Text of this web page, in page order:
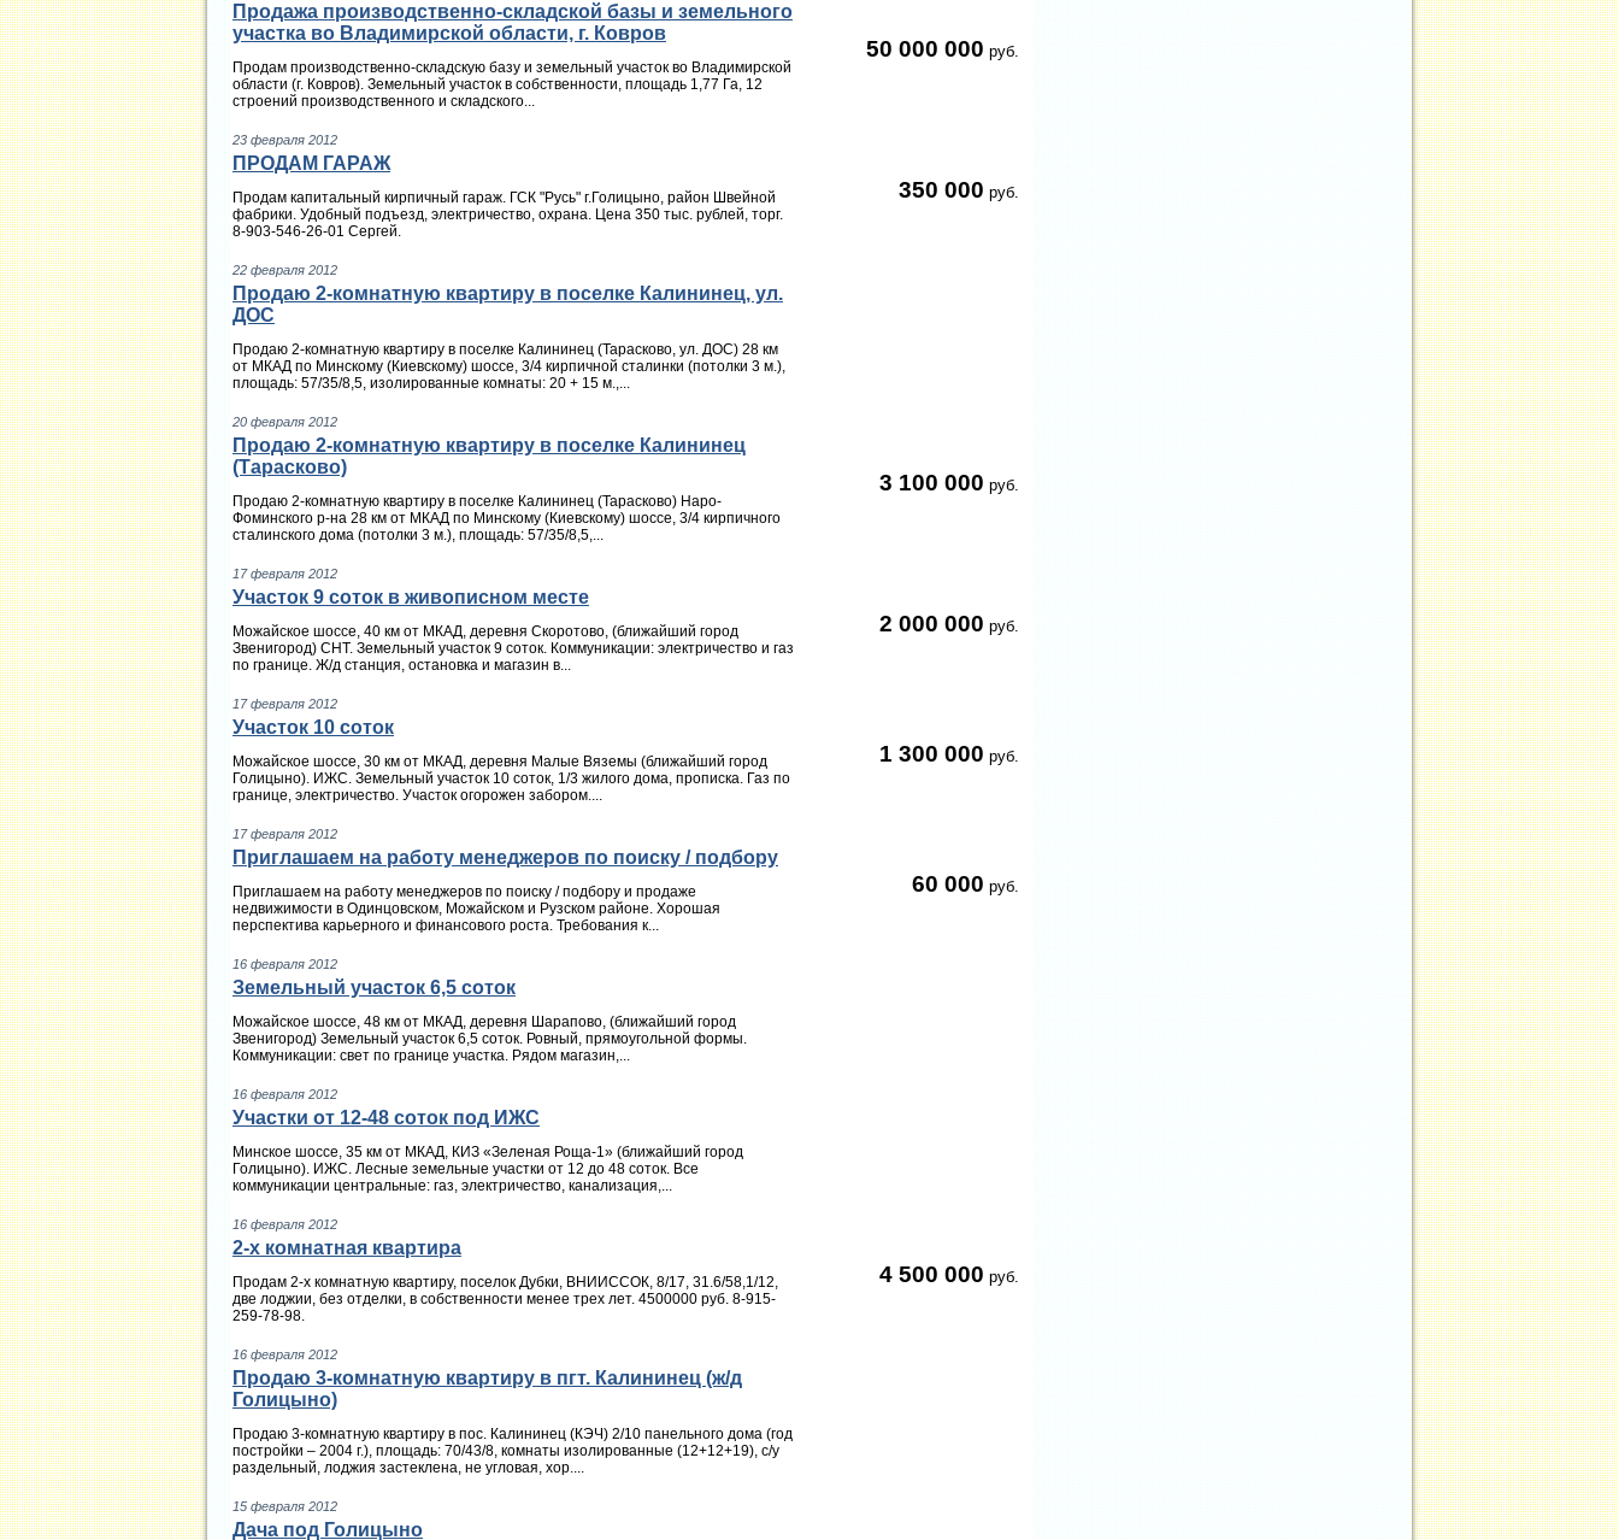
Продажа производственно-складской базы и земельного
участка во Владимирской области, г. Ковров
Продам производственно-складскую базу и земельный участок во Владимирской
области (г. Ковров). Земельный участок в собственности, площадь 1,77 Га, 12
строений производственного и складского...
50 000 000 руб.
23 февраля 2012
ПРОДАМ ГАРАЖ
Продам капитальный кирпичный гараж. ГСК "Русь" г.Голицыно, район Швейной
фабрики. Удобный подъезд, электричество, охрана. Цена 350 тыс. рублей, торг.
8-903-546-26-01 Сергей.
350 000 руб.
22 февраля 2012
Продаю 2-комнатную квартиру в поселке Калининец, ул.
ДОС
Продаю 2-комнатную квартиру в поселке Калининец (Тарасково, ул. ДОС) 28 км
от МКАД по Минскому (Киевскому) шоссе, 3/4 кирпичной сталинки (потолки 3 м.),
площадь: 57/35/8,5, изолированные комнаты: 20 + 15 м.,...
20 февраля 2012
Продаю 2-комнатную квартиру в поселке Калининец
(Тарасково)
Продаю 2-комнатную квартиру в поселке Калининец (Тарасково) Наро-
Фоминского р-на 28 км от МКАД по Минскому (Киевскому) шоссе, 3/4 кирпичного
сталинского дома (потолки 3 м.), площадь: 57/35/8,5,...
3 100 000 руб.
17 февраля 2012
Участок 9 соток в живописном месте
Можайское шоссе, 40 км от МКАД, деревня Скоротово, (ближайший город
Звенигород) СНТ. Земельный участок 9 соток. Коммуникации: электричество и газ
по границе. Ж/д станция, остановка и магазин в...
2 000 000 руб.
17 февраля 2012
Участок 10 соток
Можайское шоссе, 30 км от МКАД, деревня Малые Вяземы (ближайший город
Голицыно). ИЖС. Земельный участок 10 соток, 1/3 жилого дома, прописка. Газ по
границе, электричество. Участок огорожен забором....
1 300 000 руб.
17 февраля 2012
Приглашаем на работу менеджеров по поиску / подбору
Приглашаем на работу менеджеров по поиску / подбору и продаже
недвижимости в Одинцовском, Можайском и Рузском районе. Хорошая
перспектива карьерного и финансового роста. Требования к...
60 000 руб.
16 февраля 2012
Земельный участок 6,5 соток
Можайское шоссе, 48 км от МКАД, деревня Шарапово, (ближайший город
Звенигород) Земельный участок 6,5 соток. Ровный, прямоугольной формы.
Коммуникации: свет по границе участка. Рядом магазин,...
16 февраля 2012
Участки от 12-48 соток под ИЖС
Минское шоссе, 35 км от МКАД, КИЗ «Зеленая Роща-1» (ближайший город
Голицыно). ИЖС. Лесные земельные участки от 12 до 48 соток. Все
коммуникации центральные: газ, электричество, канализация,...
16 февраля 2012
2-х комнатная квартира
Продам 2-х комнатную квартиру, поселок Дубки, ВНИИССОК, 8/17, 31.6/58,1/12,
две лоджии, без отделки, в собственности менее трех лет. 4500000 руб. 8-915-
259-78-98.
4 500 000 руб.
16 февраля 2012
Продаю 3-комнатную квартиру в пгт. Калининец (ж/д
Голицыно)
Продаю 3-комнатную квартиру в пос. Калининец (КЭЧ) 2/10 панельного дома (год
постройки – 2004 г.), площадь: 70/43/8, комнаты изолированные (12+12+19), с/у
раздельный, лоджия застеклена, не угловая, хор....
15 февраля 2012
Дача под Голицыно